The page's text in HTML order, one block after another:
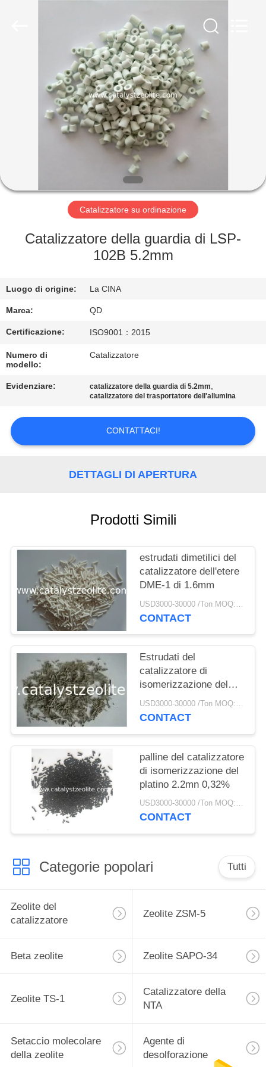
PRODOTTI
GIRO
FABBRICA
DI
QUALITÀ
CONTATTICI
NOTIZIE
CASI
POLICY
Catalizzatore su ordinazione
Catalizzatore della guardia di LSP-
102B 5.2mm
Luogo di origine: La CINA
Marca: QD
Certificazione: ISO9001：2015
Numero di
modello:
Catalizzatore
Evidenziare: catalizzatore della guardia di 5.2mm,
catalizzatore del trasportatore dell'allumina
CONTATTACI!
DETTAGLI DI APERTURA
Prodotti Simili
estrudati dimetilici del
catalizzatore dell'etere
DME-1 di 1.6mm
USD3000-30000 /Ton MOQ:1 chilogrammo
CONTACT
Estrudati del
catalizzatore di
isomerizzazione del
platino SKI-110 0,046%USD3000-30000 /Ton MOQ:1 chilogrammo
CONTACT
palline del catalizzatore
di isomerizzazione del
platino 2.2mn 0,32%
USD3000-30000 /Ton MOQ:1 chilogrammo
CONTACT
Categorie popolari Tutti
Zeolite del
catalizzatore
Zeolite ZSM-5
Beta zeolite Zeolite SAPO-34
Zeolite TS-1
Catalizzatore della
NTA
Setaccio molecolare
della zeolite
Agente di
desolforazione